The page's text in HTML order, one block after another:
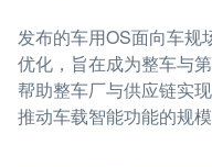
发布的车用OS面向车规
优化，旨在成为整车与
帮助整车厂与供应链实
推动车载智能功能的规模